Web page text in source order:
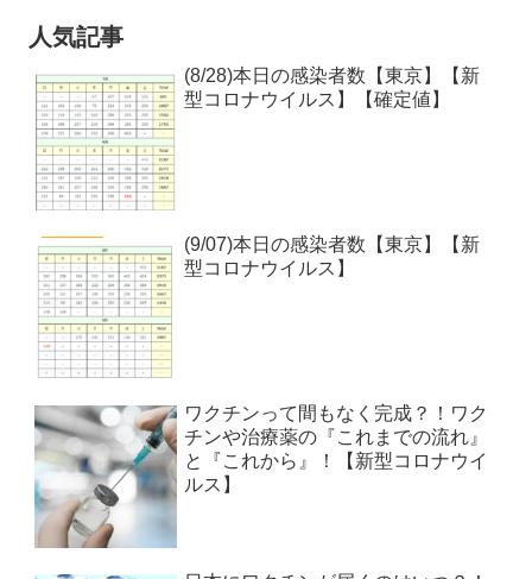
人気記事
(8/28)本日の感染者数【東京】【新
型コロナウイルス】【確定値】
(9/07)本日の感染者数【東京】【新
型コロナウイルス】
ワクチンって間もなく完成？！ワク
チンや治療薬の『これまでの流れ』
と『これから』！【新型コロナウイ
ルス】